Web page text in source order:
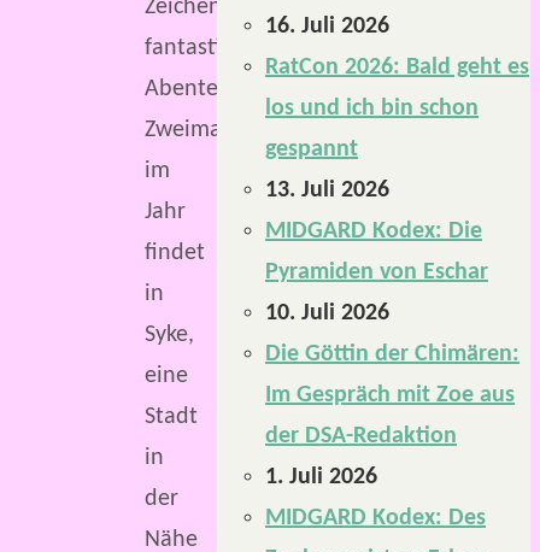
Zeichen
fantastischer
Abenteuer.
Zweimal
im
Jahr
findet
in
Syke,
eine
Stadt
in
der
Nähe
16. Juli 2026
RatCon 2026: Bald geht es
los und ich bin schon
gespannt
13. Juli 2026
MIDGARD Kodex: Die
Pyramiden von Eschar
10. Juli 2026
Die Göttin der Chimären:
Im Gespräch mit Zoe aus
der DSA-Redaktion
1. Juli 2026
MIDGARD Kodex: Des